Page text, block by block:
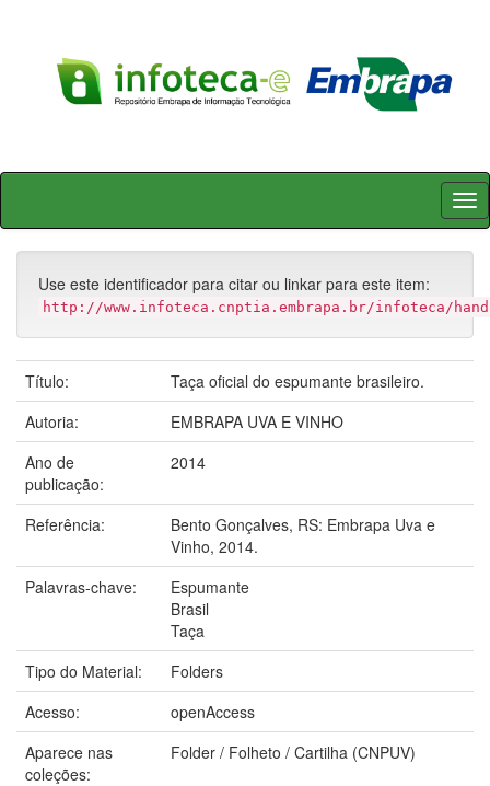
Skip
Use este identificador para citar ou linkar para este item:
http://www.infoteca.cnptia.embrapa.br/infoteca/
Título:
Taça oficial do espumante brasileiro.
Autoria:
EMBRAPA UVA E VINHO
Ano de
publicação:
2014
Referência:
Bento Gonçalves, RS: Embrapa Uva e
Vinho, 2014.
Palavras-chave:
Espumante
Brasil
Taça
Tipo do Material:
Folders
Acesso:
openAccess
Aparece nas
coleções:
Folder / Folheto / Cartilha (CNPUV)